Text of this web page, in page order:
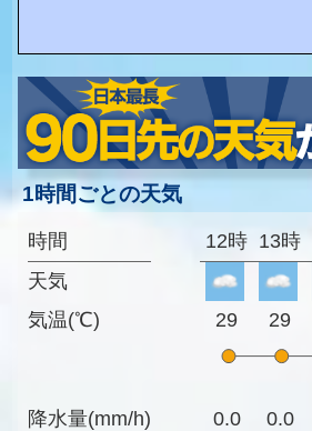
1時間ごとの天気
時間
天気
気温(℃)
降水量(mm/h)
12時 13時
29 29
0.0 0.0